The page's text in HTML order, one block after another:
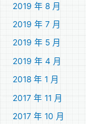
2019 年 8 月
2019 年 7 月
2019 年 5 月
2019 年 4 月
2018 年 1 月
2017 年 11 月
2017 年 10 月